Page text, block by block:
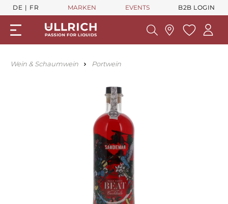
DE FR MARKEN EVENTS B2B LOGIN
Wein & Schaumwein Portwein